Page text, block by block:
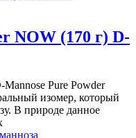
NOW (170 г) D-
Pure Powder
изомер, который
В природе данное